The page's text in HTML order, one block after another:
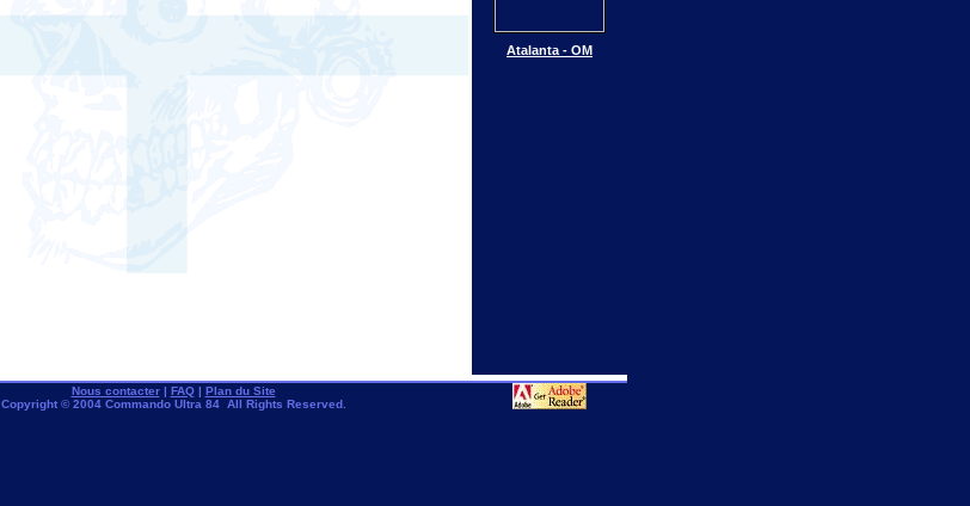
Atalanta - OM
Nous contacter| FAQ| Plan du Site
Copyright © 2004 Commando Ultra 84 All Rights Reserved.